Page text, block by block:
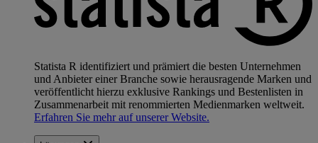
Statista R identifiziert und prämiert die besten Unternehmen
und Anbieter einer Branche sowie herausragende Marken und
veröffentlicht hierzu exklusive Rankings und Bestenlisten in
Zusammenarbeit mit renommierten Medienmarken weltweit.
Erfahren Sie mehr auf unserer Website.